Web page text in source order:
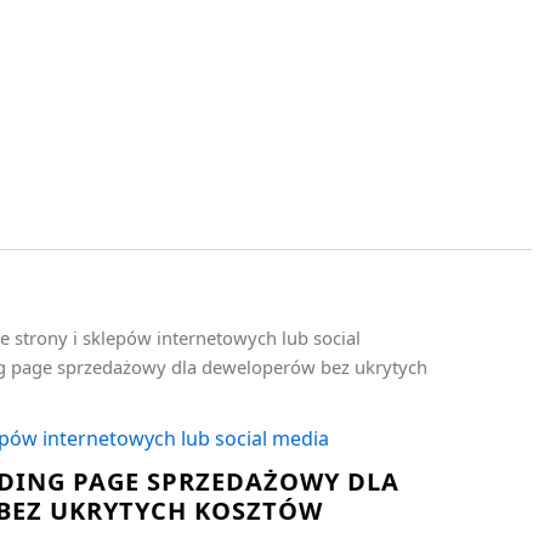
strony i sklepów internetowych lub social
page sprzedażowy dla deweloperów bez ukrytych
internetowych lub social media
PAGE SPRZEDAŻOWY DLA
UKRYTYCH KOSZTÓW